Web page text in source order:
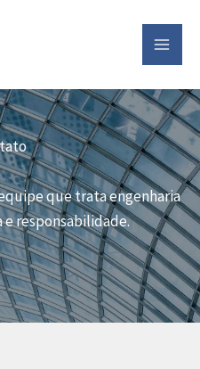
que trata engenharia
responsabilidade.